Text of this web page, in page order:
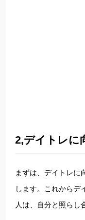
2,デイトレに
まずは、デイトレに
します。これからデ
人は、自分と照らし